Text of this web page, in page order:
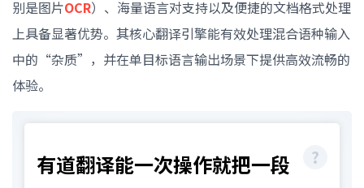
别是图片OCR）、海量语言对支持以及便捷的文档格式处理
上具备显著优势。其核心翻译引擎能有效处理混合语种输入
中的“杂质”，并在单目标语言输出场景下提供高效流畅的
体验。
有道翻译能一次操作就把一段